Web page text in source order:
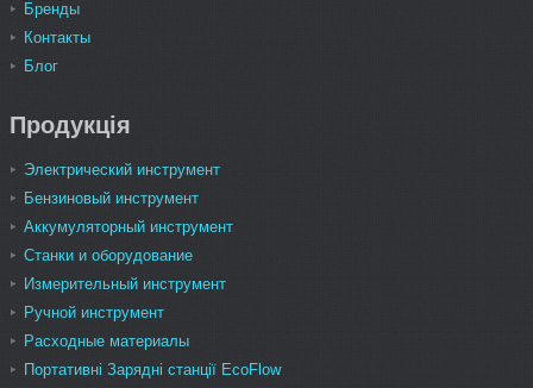
Бренды
Контакты
Блог
Продукція
Электрический инструмент
Бензиновый инструмент
Аккумуляторный инструмент
Станки и оборудование
Измерительный инструмент
Ручной инструмент
Расходные материалы
Портативні Зарядні станції EcoFlow